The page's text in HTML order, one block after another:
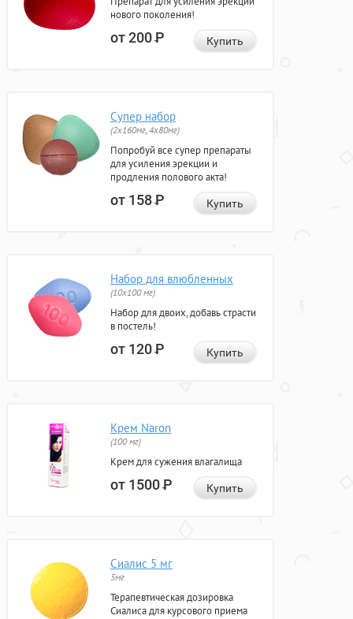
нового поколения!
от 200Р Купить
Супер набор
(2х160мг, 4х80мг)
Попробуй все супер препараты
для усиления эрекции и
продления полового акта!
от 158Р Купить
Набор для влюбленных
(10х100 мг)
Набор для двоих, добавь страсти
в постель!
от 120Р Купить
Крем Naron
(100 мг)
Крем для сужения влагалища
от 1500Р Купить
Сиалис 5 мг
5мг
Терапевтическая дозировка
Сиалиса для курсового приема